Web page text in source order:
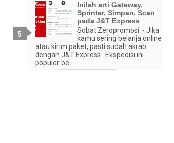
Inilah arti Gateway,
Sprinter, Simpan, Scan
pada J&T Express
Sobat Zeropromosi - Jika
kamu sering belanja online
atau kirim paket, pasti sudah akrab
dengan J&T Express . Ekspedisi ini
populer be...